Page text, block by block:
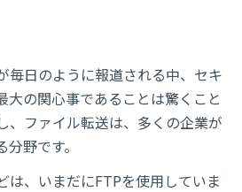
毎日のように報道される中、セキ
大の関心事であることは驚くこと
、ファイル転送は、多くの企業が
野です。
は、いまだにFTPを使用していま